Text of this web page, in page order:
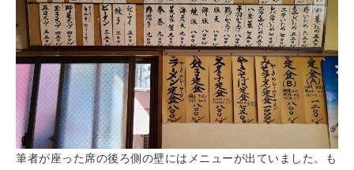
筆者が座った席の後ろ側の壁にはメニューが出ていました。も